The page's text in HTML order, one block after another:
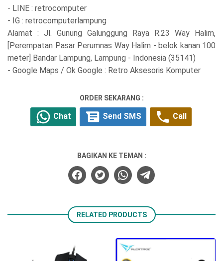
- LINE : retrocomputer
- IG : retrocomputerlampung
Alamat : Jl. Gunung Galunggung Raya R.23 Way Halim,
[Perempatan Pasar Perumnas Way Halim - belok kanan 100
meter] Bandar Lampung, Lampung - Indonesia (35141)
- Google Maps / Ok Google : Retro Aksesoris Komputer
ORDER SEKARANG :
Chat Send SMS Call
BAGIKAN KE TEMAN :
RELATED PRODUCTS